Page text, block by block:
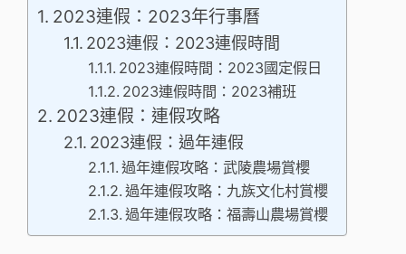
2023連假：2023年行事曆
2023連假：2023連假時間
2023連假時間：2023國定假日
2023連假時間：2023補班
2023連假：連假攻略
2023連假：過年連假
過年連假攻略：武陵農場賞櫻
過年連假攻略：九族文化村賞櫻
過年連假攻略：福壽山農場賞櫻